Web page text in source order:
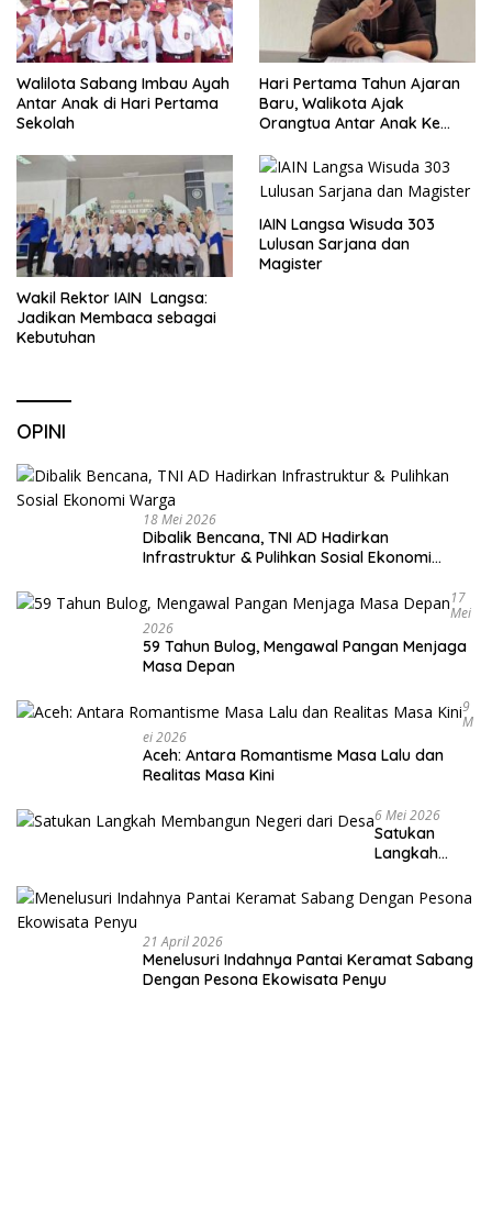
Walilota Sabang Imbau Ayah
Antar Anak di Hari Pertama
Sekolah
Hari Pertama Tahun Ajaran
Baru, Walikota Ajak
Orangtua Antar Anak Ke
Wakil Rektor IAIN Langsa:
Jadikan Membaca sebagai
Kebutuhan
IAIN Langsa Wisuda 303
Lulusan Sarjana dan
Magister
OPINI
18 Mei 2026
Dibalik Bencana, TNI AD Hadirkan
Infrastruktur & Pulihkan Sosial Ekonomi
17
Mei
2026
59 Tahun Bulog, Mengawal Pangan Menjaga
Masa Depan
9
M
Ei 2026
Aceh: Antara Romantisme Masa Lalu dan
Realitas Masa Kini
6 Mei 2026
Satukan
Langkah
Negeri dari
Desa
21 April 2026
Menelusuri Indahnya Pantai Keramat Sabang
Dengan Pesona Ekowisata Penyu